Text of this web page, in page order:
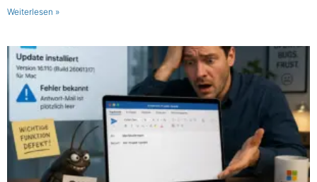
Weiterlesen »